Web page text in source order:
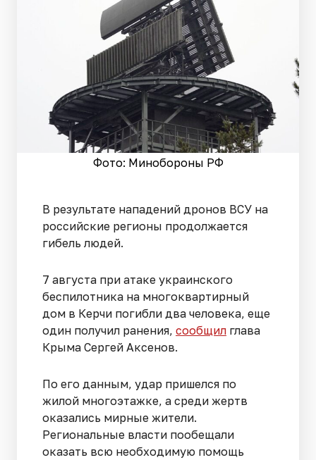
Фото: Минобороны РФ
В результате нападений дронов ВСУ на
российские регионы продолжается
гибель людей.
7 августа при атаке украинского
беспилотника на многоквартирный
дом в Керчи погибли два человека, еще
один получил ранения, сообщил глава
Крыма Сергей Аксенов.
По его данным, удар пришелся по
жилой многоэтажке, а среди жертв
оказались мирные жители.
Региональные власти пообещали
оказать всю необходимую помощь